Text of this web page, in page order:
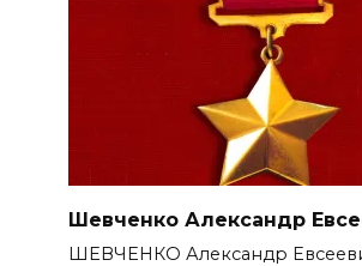
Шевченко Александр
ШЕВЧЕНКО Александр